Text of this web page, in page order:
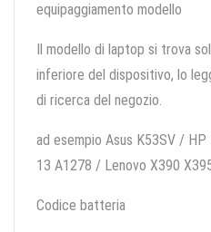
equipaggiamento modello
Il modello di laptop si trova
inferiore del dispositivo, lo
di ricerca del negozio.
ad esempio Asus K53SV /
13 A1278 / Lenovo X390
Codice batteria